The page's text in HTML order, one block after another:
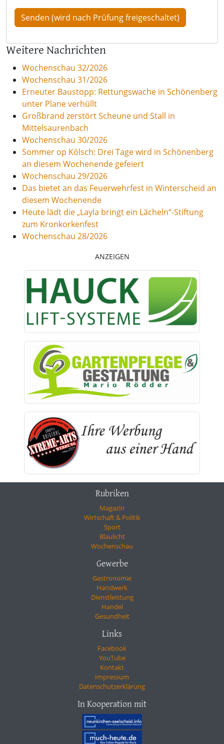
Weitere Nachrichten
Wochenschau 32/2026
Wochenschau 31/2026
Erneuter Baustopp: Rettungswache in Schönenberg
unter Plane verhüllt
Großbrand zerstört Scheune und Stall in
Mittelsaurenbach
Wochenschau 30/2026
Sommer op Kölsch: Drei Tage wird in Schönenberg
an diesem Wochenende gefeiert
Wochenschau 29/2026
Das bietet an das Feuerwehrfest in Winterscheid an
diesem Wochenende
Heute lädt die „Layla bringt ein Lächeln“-Stiftung
zum Kronkorkenfest
Wochenschau 28/2026
ANZEIGEN
Rubriken
Magazin
Wirtschaft & Politik
Sport
Blaulicht
Wochenschau
Gewerbe
Gastronomie
Handwerk
Dienstleistung
Handel
Gesundheit
Links
Facebook
YouTube
Kontakt
Impressum
Datenschutzerklärung
In Kooperation mit